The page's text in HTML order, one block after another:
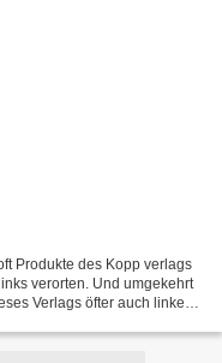
Produkte des Kopp verlags
verorten. Und umgekehrt
Verlags öfter auch linke